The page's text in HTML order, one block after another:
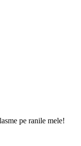
pe ranile mele!